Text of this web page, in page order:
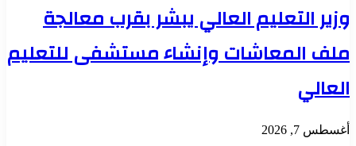
وزير التعليم العالي يبشر بقرب معالجة
ملف المعاشات وإنشاء مستشفى للتعليم
العالي
أغسطس 7, 2026